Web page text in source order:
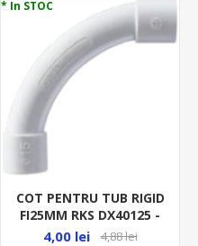
* In STOC
COT PENTRU TUB RIGID
FI25MM RKS DX40125 -
CURBA - RACORD RIGID
4,00 lei 4,88 lei